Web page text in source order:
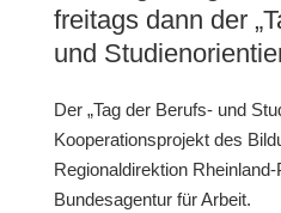
freitags dann der
und
Der „Tag der Berufs- und
Kooperationsprojekt des
Regionaldirektion
Bundesagentur für Arbeit.